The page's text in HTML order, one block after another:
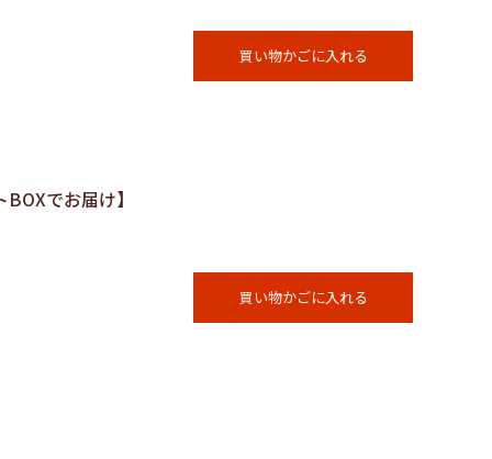
買い物かごに入れる
でお届け】
買い物かごに入れる